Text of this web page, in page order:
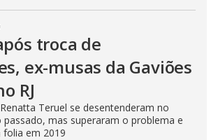
troca de
ex-musas da Gaviões
RJ
Teruel se desentenderam no
passado, mas superaram o problema e
em 2019